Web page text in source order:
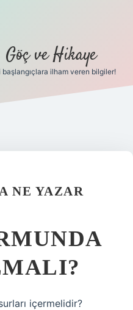
Göç ve Hikaye
başlangıçlara ilham veren bilgiler!
NE YAZAR
içermelidir?